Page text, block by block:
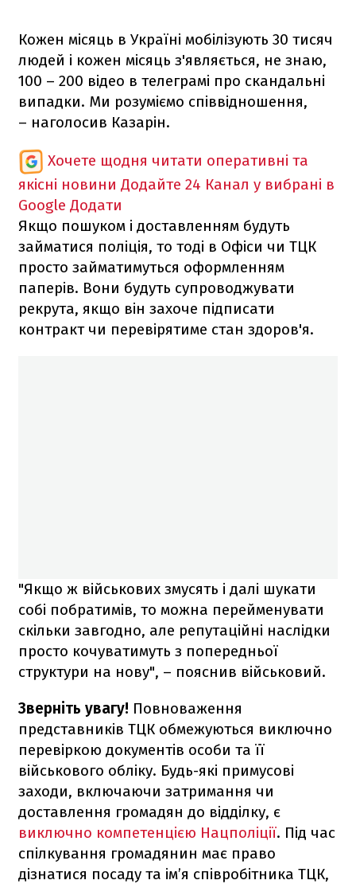
Кожен місяць в Україні мобілізують 30 тисяч
людей і кожен місяць з'являється, не знаю,
100 – 200 відео в телеграмі про скандальні
випадки. Ми розуміємо співвідношення,
– наголосив Казарін.
Хочете щодня читати оперативні та
якісні новини Додайте 24 Канал у вибрані в
Google Додати
Якщо пошуком і доставленням будуть
займатися поліція, то тоді в Офіси чи ТЦК
просто займатимуться оформленням
паперів. Вони будуть супроводжувати
рекрута, якщо він захоче підписати
контракт чи перевірятиме стан здоров'я.
"Якщо ж військових змусять і далі шукати
собі побратимів, то можна перейменувати
скільки завгодно, але репутаційні наслідки
просто кочуватимуть з попередньої
структури на нову", – пояснив військовий.
Зверніть увагу! Повноваження
представників ТЦК обмежуються виключно
перевіркою документів особи та її
військового обліку. Будь-які примусові
заходи, включаючи затримання чи
доставлення громадян до відділку, є
виключно компетенцією Нацполіції. Під час
спілкування громадянин має право
дізнатися посаду та ім’я співробітника ТЦК,